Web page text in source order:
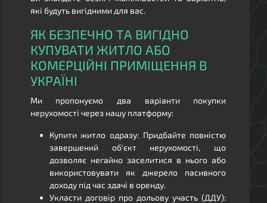
які будуть вигідними для вас.
ЯК БЕЗПЕЧНО ТА ВИГІДНО
КУПУВАТИ ЖИТЛО АБО
КОМЕРЦІЙНІ ПРИМІЩЕННЯ В
УКРАЇНІ
Ми пропонуємо два варіанти покупки
нерухомості через нашу платформу:
Купити житло одразу: Придбайте повністю
завершений об'єкт нерухомості, що
дозволяє негайно заселитися в нього або
використовувати як джерело пасивного
доходу під час здачі в оренду.
Укласти договір про дольову участь (ДДУ):